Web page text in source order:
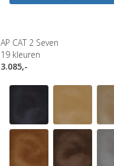
AP CAT 2 Seven
19 kleuren
3.085,-